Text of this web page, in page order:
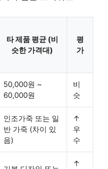
타 제품 평균 (비
슷한 가격대)
평
가
50,000원 ~
60,000원
비
슷
인조가죽 또는 일
반 가죽 (차이 있
음)
↑
우
수
↑